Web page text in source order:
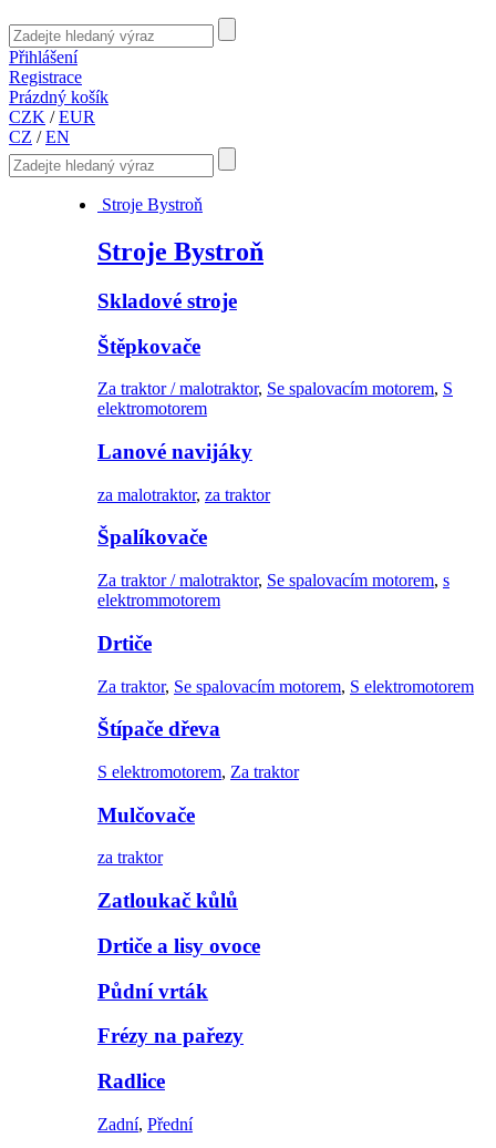
Přihlášení
Registrace
Prázdný košík
CZK /EUR
CZ /EN
Stroje Bystroň
Stroje Bystroň
Skladové stroje
Štěpkovače
Za traktor / malotraktor, Se spalovacím motorem, S
elektromotorem
Lanové navijáky
za malotraktor, za traktor
Špalíkovače
Za traktor / malotraktor, Se spalovacím motorem, s
elektrommotorem
Drtiče
Za traktor, Se spalovacím motorem, S elektromotorem
Štípače dřeva
S elektromotorem, Za traktor
Mulčovače
za traktor
Zatloukač kůlů
Drtiče a lisy ovoce
Půdní vrták
Frézy na pařezy
Radlice
Zadní, Přední